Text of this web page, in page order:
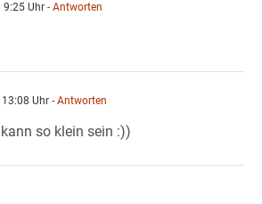
9:25 Uhr - Antworten
Uhr - Antworten
so klein sein :))